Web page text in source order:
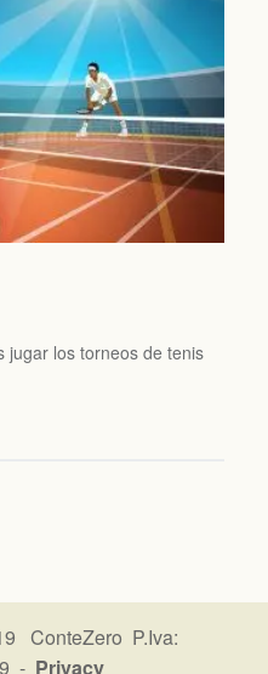
jugar los torneos de tenis
ConteZero P.Iva:
- Privacy